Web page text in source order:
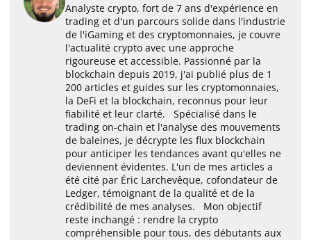
Analyste crypto, fort de 7 ans d'expérience en
trading et d'un parcours solide dans l'industrie
de l'iGaming et des cryptomonnaies, je couvre
l'actualité crypto avec une approche
rigoureuse et accessible. Passionné par la
blockchain depuis 2019, j'ai publié plus de 1
200 articles et guides sur les cryptomonnaies,
la DeFi et la blockchain, reconnus pour leur
fiabilité et leur clarté. Spécialisé dans le
trading on-chain et l'analyse des mouvements
de baleines, je décrypte les flux blockchain
pour anticiper les tendances avant qu'elles ne
deviennent évidentes. L'un de mes articles a
été cité par Éric Larchevêque, cofondateur de
Ledger, témoignant de la qualité et de la
crédibilité de mes analyses. Mon objectif
reste inchangé : rendre la crypto
compréhensible pour tous, des débutants aux